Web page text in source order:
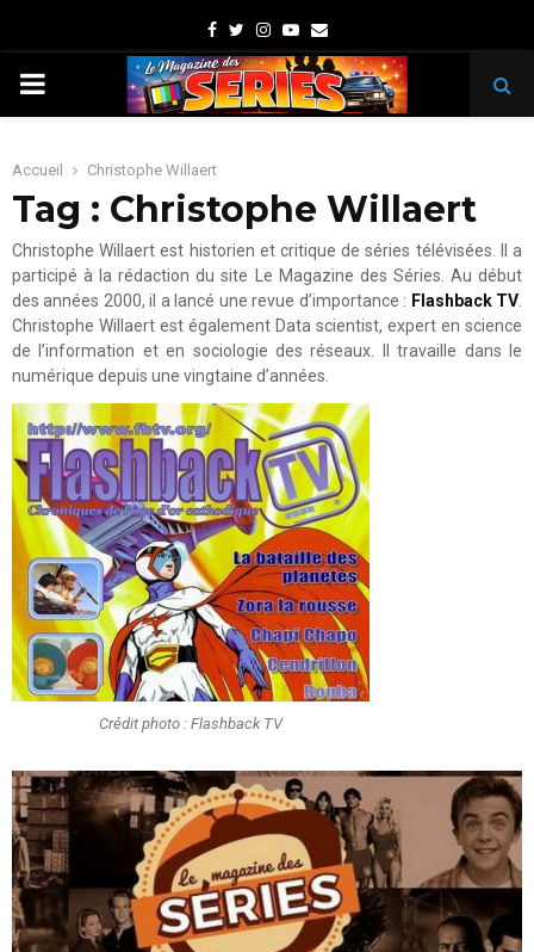
Facebook
TwitterInstagram
Youtube
Email
PRIMARY
Accueil Christophe Willaert
Tag : Christophe Willaert
Christophe Willaert est historien et critique de séries télévisées. Il a
participé à la rédaction du site Le Magazine des Séries. Au début
des années 2000, il a lancé une revue d’importance : Flashback TV
Christophe Willaert est également Data scientist, expert en science
de l’information et en sociologie des réseaux. Il travaille dans le
numérique depuis une vingtaine d’années.
Crédit photo : Flashback TV